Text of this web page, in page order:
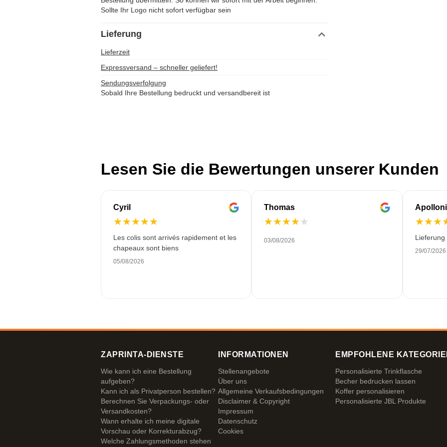
Sollte Ihr Logo nicht sofort verfügbar sein
Lieferung
Lieferzeit
Expressversand – schneller geliefert!
Sendungsverfolgung
Sobald Ihre Bestellung bedruckt und versandbereit ist
Lesen Sie die Bewertungen unserer Kunden
Cyril
★★★★★
Les colis sont arrivés rapidement et les
chapeaux sont biens
05/08/2026
Thomas
★★★★★
03/08/2026
★★★
Lieferung
29/07/2026
ZAPRINTA-DIENSTE
Wie kann ich eine Bestellung
aufgeben?
Kann ich als Privatperson bestellen?
Berechnen Sie Verpackungs- oder
Versandkosten?
Wann erhalte ich meine digitale
Vorschau oder Korrekturabzug?
Welche Zahlungsmethoden stehen
INFORMATIONEN
Stellenangebote
Über uns
Allgemeine Verkaufsbedingungen
Disclaimer & Copyright
Impressum
Datenschutz
Cookies
EMPFOHLENE
Personalisierte Trinkflasche
Becher bedrucken lassen
Koffer personalisieren
Personalisierte JBL Produkte